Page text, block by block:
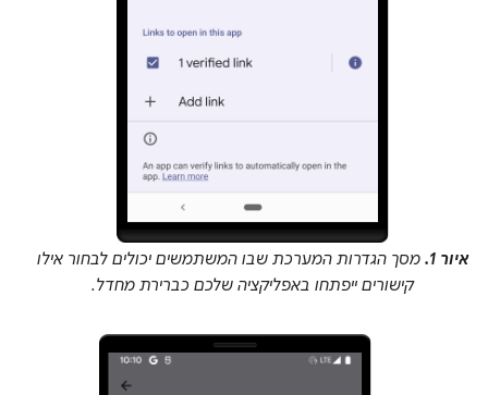
איור 1.
מסך הגדרות המערכת שבו המשתמשים יכולים לבחור אילו
קישורים ייפתחו באפליקציה שלכם כברירת מחדל.